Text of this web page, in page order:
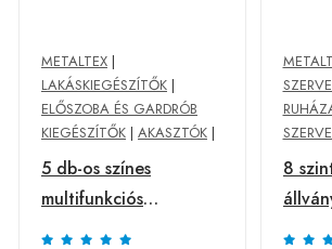
METALTEX |
LAKÁSKIEGÉSZÍTŐK |
ELŐSZOBA ÉS GARDRÓB
KIEGÉSZÍTŐK | AKASZTÓK |
5 db-os színes
multifunkciós
konyharuha csipesz
8